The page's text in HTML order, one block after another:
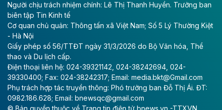
(ACV) vừa lập kỷ lục mới về lợi nhuận trong quý
II/2026.
Theo baodautu.vn
Vinaconex lập đỉnh doanh thu
Tổng CTCP Xuất nhập khẩu và Xây dựng Việt Nam
(Vinaconex) đã khép lại nửa đầu năm với doanh thu
thuần gần 7.268 tỷ đồng, tăng 4% so với cùng kỳ và
cũng là mức cao nhất lịch sử hoạt động của doanh
Người chịu trách nhiệm chính: Lê Thị Thanh Huyền. Trưởng ban
biên tập Tin Kinh tế
Cơ quan chủ quản: Thông tấn xã Việt Nam; Số 5 Lý Thường Kiệt
- Hà Nội
Giấy phép số 56/TTĐT ngày 31/3/2026 do Bộ Văn hóa, Thể
thao và Du lịch cấp.
Điện thoại liên hệ: 024-39321142, 024-38242694, 024-
39330400; Fax: 024-38242317; Email: media.bkt@Gmail.com
Phụ trách hợp tác truyền thông: Phó trưởng ban Đỗ Thị Ái. ĐT:
0982.186.628; Email: bnewsqc@gmail.com